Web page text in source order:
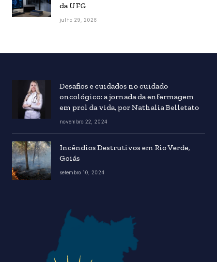
da UFG
julho 29, 2026
Desafios e cuidados no cuidado
oncológico: a jornada da enfermagem
em prol da vida, por Nathalia Belletato
novembro 22, 2024
Incêndios Destrutivos em Rio Verde,
Goiás
setembro 10, 2024